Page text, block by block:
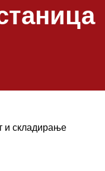
и складирање